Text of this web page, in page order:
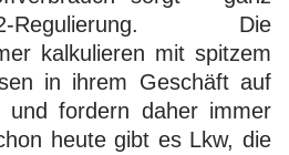
Die
kalkulieren mit spitzem
in ihrem Geschäft auf
und fordern daher immer
heute gibt es Lkw, die